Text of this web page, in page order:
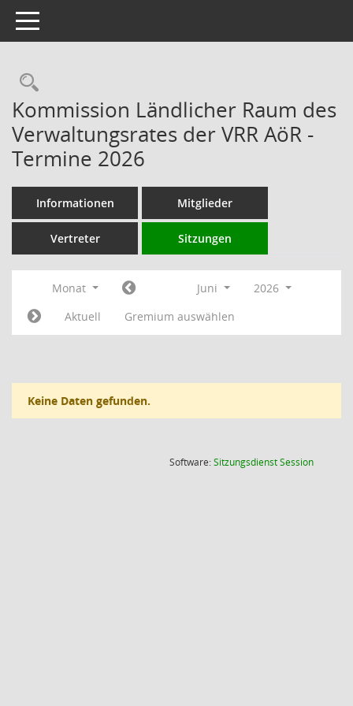
Toggle navigation
Rechercheauswahl
Kommission Ländlicher Raum des
Verwaltungsrates der VRR AöR -
Termine 2026
Informationen Mitglieder
Vertreter Sitzungen
Monat Juni
2026
Aktuell
Gremium auswählen
Keine Daten gefunden.
Software:SitzungsdienstSession(Wird in